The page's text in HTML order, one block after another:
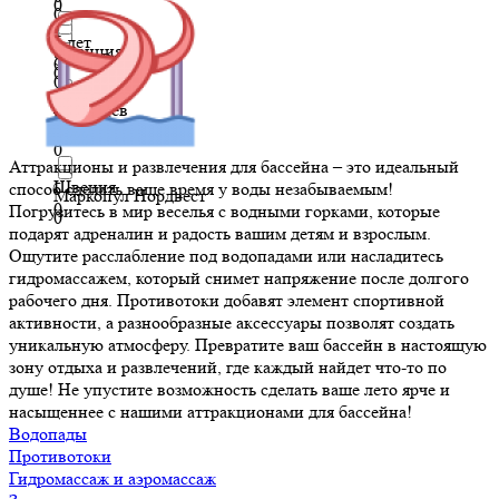
0
Speck Pumpen
0
Аквасектор
0
Маркопул Нордвест
0
0
Франция
0
Чехия
Швеция
0
5 лет
0
6 месяцев
Аттракционы и развлечения для бассейна – это идеальный
способ сделать ваше время у воды незабываемым!
Погрузитесь в мир веселья с водными горками, которые
подарят адреналин и радость вашим детям и взрослым.
Ощутите расслабление под водопадами или насладитесь
гидромассажем, который снимет напряжение после долгого
рабочего дня. Противотоки добавят элемент спортивной
активности, а разнообразные аксессуары позволят создать
уникальную атмосферу. Превратите ваш бассейн в настоящую
зону отдыха и развлечений, где каждый найдет что-то по
душе! Не упустите возможность сделать ваше лето ярче и
насыщеннее с нашими аттракционами для бассейна!
Водопады
Противотоки
Гидромассаж и аэромассаж